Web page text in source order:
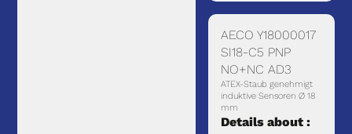
AECO Y18000017
SI18-C5 PNP
NO+NC AD3
ATEX-Staub genehmigt
induktive Sensoren Ø 18
mm
Details about :